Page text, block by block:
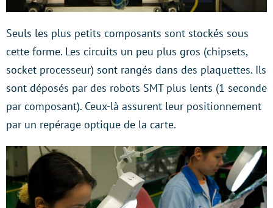
Seuls les plus petits composants sont stockés sous
cette forme. Les circuits un peu plus gros (chipsets,
socket processeur) sont rangés dans des plaquettes. Ils
sont déposés par des robots SMT plus lents (1 seconde
par composant). Ceux-là assurent leur positionnement
par un repérage optique de la carte.